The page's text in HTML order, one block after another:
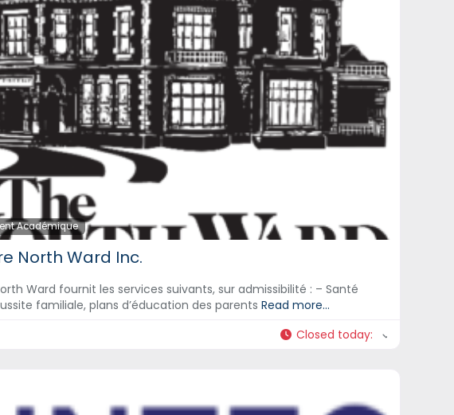
Académique
North Ward Inc.
Ward fournit les services suivants, sur admissibilité : – Santé
familiale, plans d’éducation des parents Read more...
Closed today: